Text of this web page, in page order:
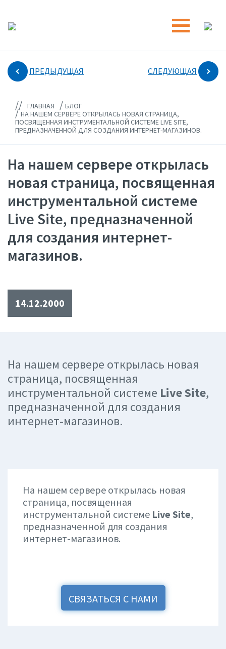
ПРЕДЫДУЩАЯ СЛЕДУЮЩАЯ
// ГЛАВНАЯ / БЛОГ
/НА НАШЕМ СЕРВЕРЕ ОТКРЫЛАСЬ НОВАЯ СТРАНИЦА,
ПОСВЯЩЕННАЯ ИНСТРУМЕНТАЛЬНОЙ СИСТЕМЕ LIVE SITE,
ПРЕДНАЗНАЧЕННОЙ ДЛЯ СОЗДАНИЯ ИНТЕРНЕТ-МАГАЗИНОВ.
На нашем сервере открылась
новая страница, посвященная
инструментальной системе
Live Site, предназначенной
для создания интернет-
магазинов.
14.12.2000
На нашем сервере открылась новая
страница, посвященная
инструментальной системе Live Site,
предназначенной для создания
интернет-магазинов.
На нашем сервере открылась новая
страница, посвященная
инструментальной системе Live Site,
предназначенной для создания
интернет-магазинов.
СВЯЗАТЬСЯ С НАМИ